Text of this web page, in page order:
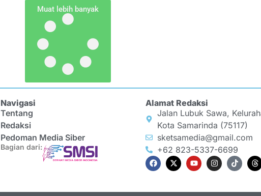
Muat lebih banyak
Navigasi
Tentang
Redaksi
Pedoman Media Siber
Bagian dari:
Alamat Redaksi
Jalan Lubuk Sawa,
Kota Samarinda (75117)
sketsamedia@gmail.com
+62 823-5337-6699